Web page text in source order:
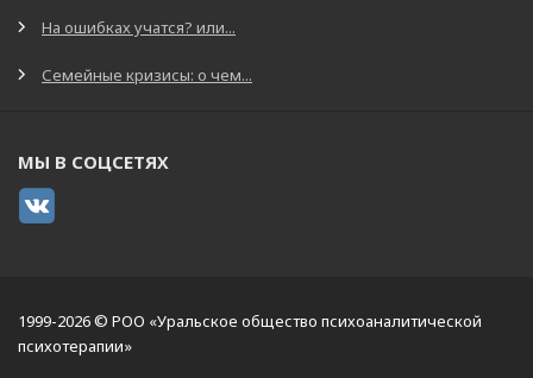
На ошибках учатся? или...
Семейные кризисы: о чем...
МЫ В СОЦСЕТЯХ
1999-2026 © РОО «Уральское общество психоаналитической
психотерапии»